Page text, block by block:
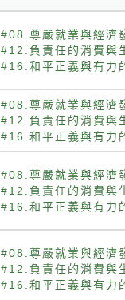
#08.尊嚴就業與經濟
#12.負責任的消費與
#16.和平正義與有力
#08.尊嚴就業與經濟
#12.負責任的消費與
#16.和平正義與有力
#08.尊嚴就業與經濟
#12.負責任的消費與
#16.和平正義與有力
#08.尊嚴就業與經濟
#12.負責任的消費與
#16.和平正義與有力